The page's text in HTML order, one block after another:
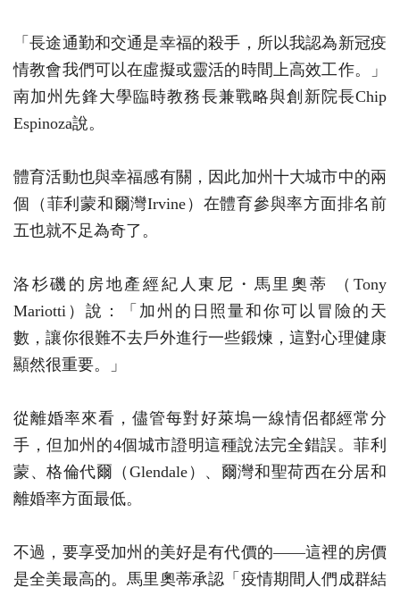
「長途通勤和交通是幸福的殺手，所以我認為新冠疫
情教會我們可以在虛擬或靈活的時間上高效工作。」
南加州先鋒大學臨時教務長兼戰略與創新院長Chip
Espinoza說。
體育活動也與幸福感有關，因此加州十大城市中的兩
個（菲利蒙和爾灣Irvine）在體育參與率方面排名前
五也就不足為奇了。
洛杉磯的房地產經紀人東尼・馬里奧蒂 （Tony
Mariotti）說：「加州的日照量和你可以冒險的天
數，讓你很難不去戶外進行一些鍛煉，這對心理健康
顯然很重要。」
從離婚率來看，儘管每對好萊塢一線情侶都經常分
手，但加州的4個城市證明這種說法完全錯誤。菲利
蒙、格倫代爾（Glendale）、爾灣和聖荷西在分居和
離婚率方面最低。
不過，要享受加州的美好是有代價的——這裡的房價
是全美最高的。馬里奧蒂承認「疫情期間人們成群結